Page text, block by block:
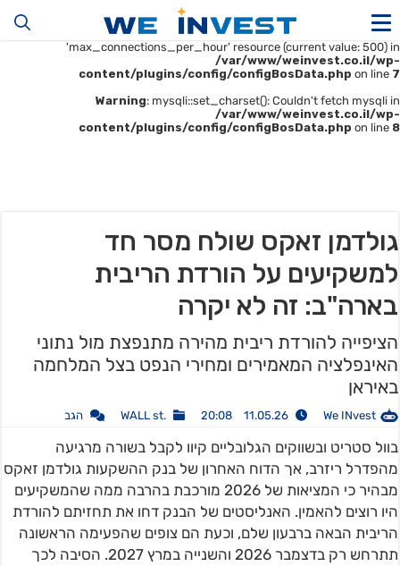
Warning
: mysqli::__construct(): (HY000/1226): User
'u414896523_maofData' has exceeded the
'max_connections_per_hour' resource (current value: 500) in
/var/www/weinvest.co.il/wp-
content/plugins/config/configBosData.php on line 7
Warning: mysqli::set_charset(): Couldn't fetch mysqli in
/var/www/weinvest.co.il/wp-
content/plugins/config/configBosData.php on line 8
גולדמן זאקס שולח מסר חד
למשקיעים על הורדת הריבית
בארה"ב: זה לא יקרה
הציפייה להורדת ריבית מהירה מתנפצת מול נתוני
האינפלציה המאמירים ומחירי הנפט בצל המלחמה
באיראן
We INvest
11.05.26 20:08
.WALL st הגב
בוול סטריט ובשווקים הגלובליים קיוו לקבל בשורה מרגיעה
מהפדרל ריזרב, אך הדוח האחרון של בנק ההשקעות גולדמן זאקס
מבהיר כי המציאות של 2026 מורכבת בהרבה ממה שהמשקיעים
היו רוצים להאמין. האנליסטים של הבנק דחו את תחזיתם להורדת
הריבית הבאה ברבעון שלם, וכעת הם צופים שהפעימה הראשונה
תתרחש רק בדצמבר 2026 והשנייה במרץ 2027. הסיבה לכך